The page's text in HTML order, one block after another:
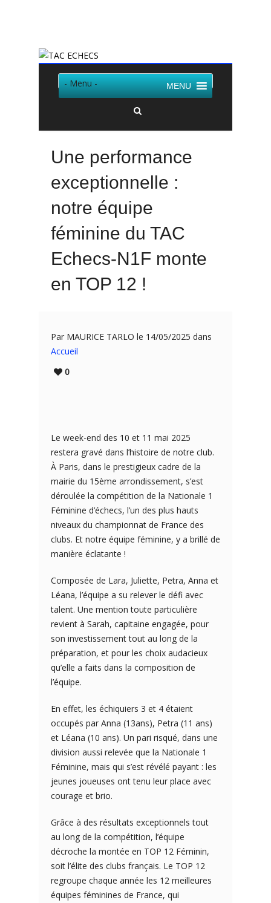
- Menu - MENU
Une performance
exceptionnelle :
notre équipe
féminine du TAC
Echecs-N1F monte
en TOP 12 !
Par MAURICE TARLO le 14/05/2025 dans
Accueil
0
Le week-end des 10 et 11 mai 2025
restera gravé dans l’histoire de notre club.
À Paris, dans le prestigieux cadre de la
mairie du 15ème arrondissement, s’est
déroulée la compétition de la Nationale 1
Féminine d’échecs, l’un des plus hauts
niveaux du championnat de France des
clubs. Et notre équipe féminine, y a brillé de
manière éclatante !
Composée de Lara, Juliette, Petra, Anna et
Léana, l’équipe a su relever le défi avec
talent. Une mention toute particulière
revient à Sarah, capitaine engagée, pour
son investissement tout au long de la
préparation, et pour les choix audacieux
qu’elle a faits dans la composition de
l’équipe.
En effet, les échiquiers 3 et 4 étaient
occupés par Anna (13ans), Petra (11 ans)
et Léana (10 ans). Un pari risqué, dans une
division aussi relevée que la Nationale 1
Féminine, mais qui s’est révélé payant : les
jeunes joueuses ont tenu leur place avec
courage et brio.
Grâce à des résultats exceptionnels tout
au long de la compétition, l’équipe
décroche la montée en TOP 12 Féminin,
soit l’élite des clubs français. Le TOP 12
regroupe chaque année les 12 meilleures
équipes féminines de France, qui